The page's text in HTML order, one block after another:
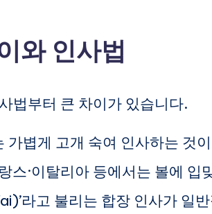
와 인사법
법부터 큰 차이가 있습니다.
가볍게 고개 숙여 인사하는 것
스·이탈리아 등에서는 볼에 입
라고 불리는 합장 인사가 일